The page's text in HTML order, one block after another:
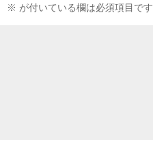
※ が付いている欄は必須項目です